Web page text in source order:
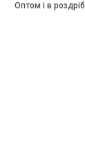
Оптом і в роздріб